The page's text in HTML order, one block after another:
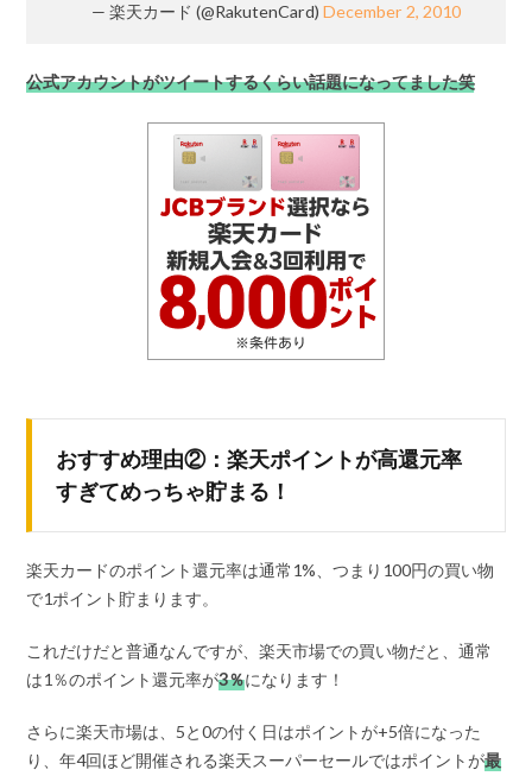
— 楽天カード (@RakutenCard)December 2, 2010
公式アカウントがツイートするくらい話題になってました笑
おすすめ理由②：楽天ポイントが高還元率
すぎてめっちゃ貯まる！
楽天カードのポイント還元率は通常1%、つまり100円の買い物
で1ポイント貯まります。
これだけだと普通なんですが、楽天市場での買い物だと、通常
は1％のポイント還元率が3％になります！
さらに楽天市場は、5と0の付く日はポイントが+5倍になった
り、年4回ほど開催される楽天スーパーセールではポイントが最